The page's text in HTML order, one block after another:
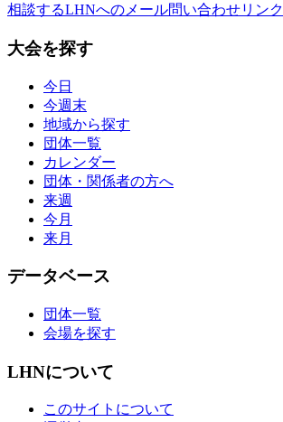
相談するLHNへのメール問い合わせリンク
大会を探す
今日
今週末
地域から探す
団体一覧
カレンダー
団体・関係者の方へ
来週
今月
来月
データベース
団体一覧
会場を探す
LHNについて
このサイトについて